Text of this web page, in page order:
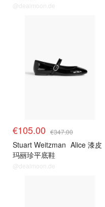
@dealmoon.de
€105.00 €347.00
Stuart Weitzman Alice 漆皮
玛丽珍平底鞋
@dealmoon.de